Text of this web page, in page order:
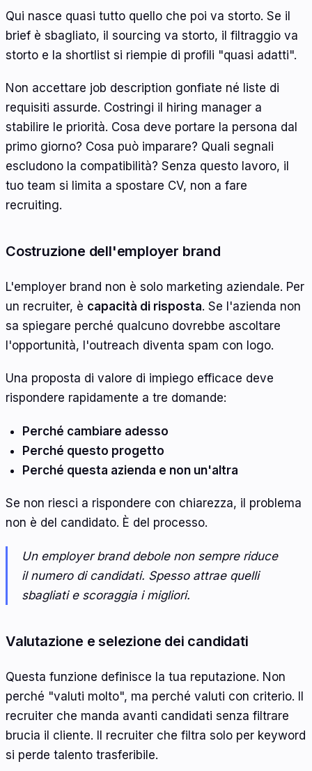
Qui nasce quasi tutto quello che poi va storto. Se il
brief è sbagliato, il sourcing va storto, il filtraggio va
storto e la shortlist si riempie di profili "quasi adatti".
Non accettare job description gonfiate né liste di
requisiti assurde. Costringi il hiring manager a
stabilire le priorità. Cosa deve portare la persona dal
primo giorno? Cosa può imparare? Quali segnali
escludono la compatibilità? Senza questo lavoro, il
tuo team si limita a spostare CV, non a fare
recruiting.
Costruzione dell'employer brand
L'employer brand non è solo marketing aziendale. Per
un recruiter, è capacità di risposta. Se l'azienda non
sa spiegare perché qualcuno dovrebbe ascoltare
l'opportunità, l'outreach diventa spam con logo.
Una proposta di valore di impiego efficace deve
rispondere rapidamente a tre domande:
Perché cambiare adesso
Perché questo progetto
Perché questa azienda e non un'altra
Se non riesci a rispondere con chiarezza, il problema
non è del candidato. È del processo.
Un employer brand debole non sempre riduce
il numero di candidati. Spesso attrae quelli
sbagliati e scoraggia i migliori.
Valutazione e selezione dei candidati
Questa funzione definisce la tua reputazione. Non
perché "valuti molto", ma perché valuti con criterio. Il
recruiter che manda avanti candidati senza filtrare
brucia il cliente. Il recruiter che filtra solo per keyword
si perde talento trasferibile.